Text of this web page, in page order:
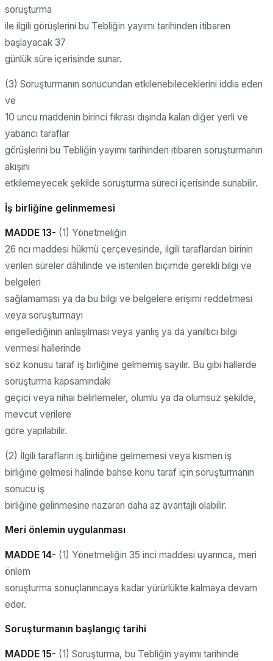
soruşturma
ile ilgili görüşlerini bu Tebliğin yayımı tarihinden itibaren
başlayacak 37
günlük süre içerisinde sunar.
(3) Soruşturmanın sonucundan etkilenebileceklerini iddia eden
ve
10 uncu maddenin birinci fıkrası dışında kalan diğer yerli ve
yabancı taraflar
görüşlerini bu Tebliğin yayımı tarihinden itibaren soruşturmanın
akışını
etkilemeyecek şekilde soruşturma süreci içerisinde sunabilir.
İş birliğine gelinmemesi
MADDE 13- (1) Yönetmeliğin
26 ncı maddesi hükmü çerçevesinde, ilgili taraflardan birinin
verilen süreler dâhilinde ve istenilen biçimde gerekli bilgi ve
belgeleri
sağlamaması ya da bu bilgi ve belgelere erişimi reddetmesi
veya soruşturmayı
engellediğinin anlaşılması veya yanlış ya da yanıltıcı bilgi
vermesi hallerinde
söz konusu taraf iş birliğine gelmemiş sayılır. Bu gibi hallerde
soruşturma kapsamındaki
geçici veya nihai belirlemeler, olumlu ya da olumsuz şekilde,
mevcut verilere
göre yapılabilir.
(2) İlgili tarafların iş birliğine gelmemesi veya kısmen iş
birliğine gelmesi halinde bahse konu taraf için soruşturmanın
sonucu iş
birliğine gelinmesine nazaran daha az avantajlı olabilir.
Meri önlemin uygulanması
MADDE 14- (1) Yönetmeliğin 35 inci maddesi uyarınca, meri
önlem
soruşturma sonuçlanıncaya kadar yürürlükte kalmaya devam
eder.
Soruşturmanın başlangıç tarihi
MADDE 15- (1) Soruşturma, bu Tebliğin yayımı tarihinde